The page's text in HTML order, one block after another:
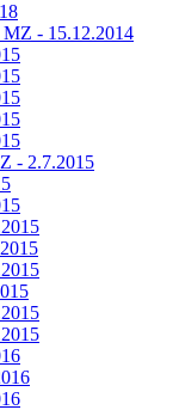
MZ - 15.12.2014
- 2.7.2015